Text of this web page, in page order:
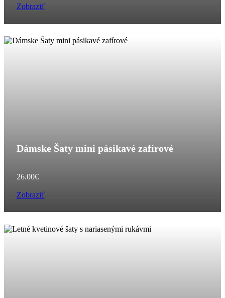
Zobraziť
Dámske Šaty mini pásikavé zafírové
26.00€
Zobraziť